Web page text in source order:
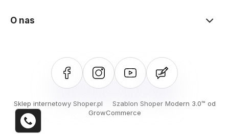
O nas
Sklep internetowy Shoper.pl Szablon Shoper Modern 3.0™ od
GrowCommerce